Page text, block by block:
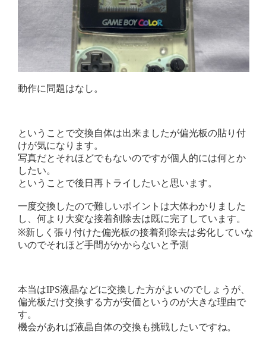
動作に問題はなし。
ということで交換自体は出来ましたが偏光板の貼り付
けが気になります。
写真だとそれほどでもないのですが個人的には何とか
したい。
ということで後日再トライしたいと思います。
一度交換したので難しいポイントは大体わかりました
し、何より大変な接着剤除去は既に完了しています。
※新しく張り付けた偏光板の接着剤除去は劣化していな
いのでそれほど手間がかからないと予測
本当はIPS液晶などに交換した方がよいのでしょうが、
偏光板だけ交換する方が安価というのが大きな理由で
す。
機会があれば液晶自体の交換も挑戦したいですね。